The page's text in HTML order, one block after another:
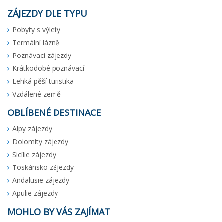
ZÁJEZDY DLE TYPU
Pobyty s výlety
Termální lázně
Poznávací zájezdy
Krátkodobé poznávací
Lehká pěší turistika
Vzdálené země
OBLÍBENÉ DESTINACE
Alpy zájezdy
Dolomity zájezdy
Sicílie zájezdy
Toskánsko zájezdy
Andalusie zájezdy
Apulie zájezdy
MOHLO BY VÁS ZAJÍMAT